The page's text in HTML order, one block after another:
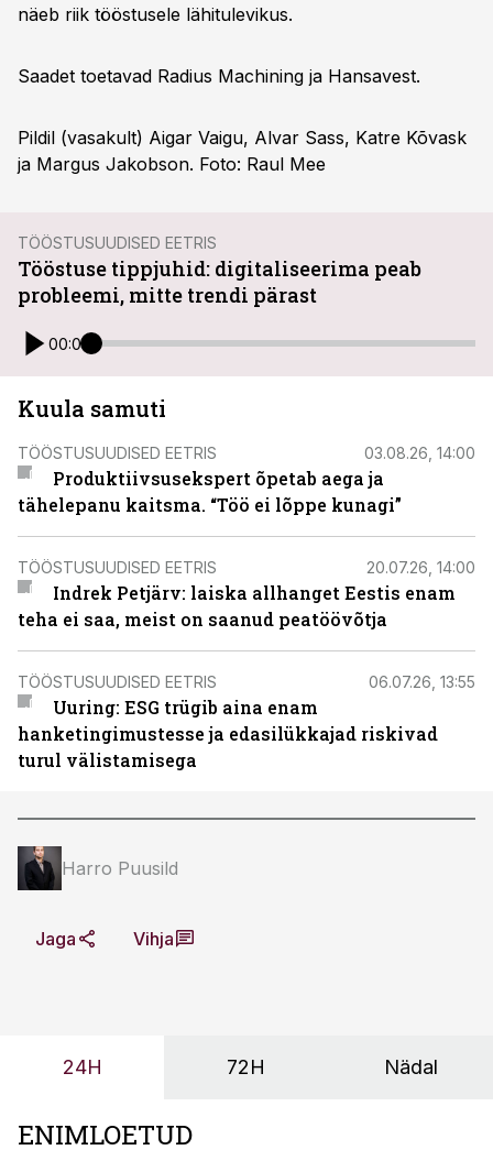
näeb riik tööstusele lähitulevikus.
Saadet toetavad Radius Machining ja Hansavest.
Pildil (vasakult) Aigar Vaigu, Alvar Sass, Katre Kõvask
ja Margus Jakobson. Foto: Raul Mee
TÖÖSTUSUUDISED EETRIS
Tööstuse tippjuhid: digitaliseerima peab
probleemi, mitte trendi pärast
00:00
Kuula samuti
TÖÖSTUSUUDISED EETRIS 03.08.26, 14:00
Produktiivsusekspert õpetab aega ja
tähelepanu kaitsma. “Töö ei lõppe kunagi”
TÖÖSTUSUUDISED EETRIS 20.07.26, 14:00
Indrek Petjärv: laiska allhanget Eestis enam
teha ei saa, meist on saanud peatöövõtja
TÖÖSTUSUUDISED EETRIS 06.07.26, 13:55
Uuring: ESG trügib aina enam
hanketingimustesse ja edasilükkajad riskivad
turul välistamisega
Harro Puusild
Jaga Vihja
24H 72H Nädal
ENIMLOETUD